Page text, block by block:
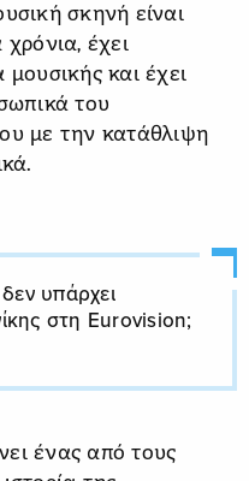
σκηνή είναι
έχει
και έχει
του
με την κατάθλιψη
υπάρχει
στη Eurovision;
ένας από τους